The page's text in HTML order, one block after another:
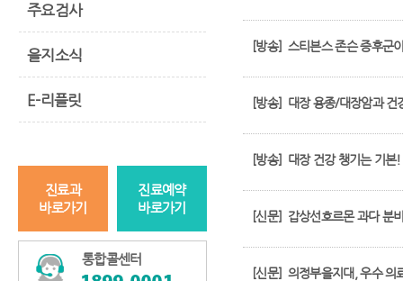
주요검사
을지소식
E-리플릿
진료과
바로가기
진료예약
바로가기
통합콜센터
[방송] 스티븐스 존슨 증후군
[방송] 대장 용종/대장암과 건
[방송] 대장 건강 챙기는 기본
[신문] 갑상선호르몬 과다 분
[신문] 의정부을지대, 우수 의